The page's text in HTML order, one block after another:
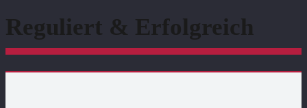
Reguliert & Erfolgreich